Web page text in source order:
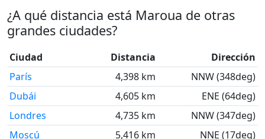
¿A qué distancia está Maroua de otras
grandes ciudades?
Ciudad Distancia
Dirección
París
4,398 km
NNW (348deg)
Dubái
4,605 km
ENE (64deg)
Londres
4,735 km
NNW (347deg)
Moscú
5,416 km
NNE (17deg)